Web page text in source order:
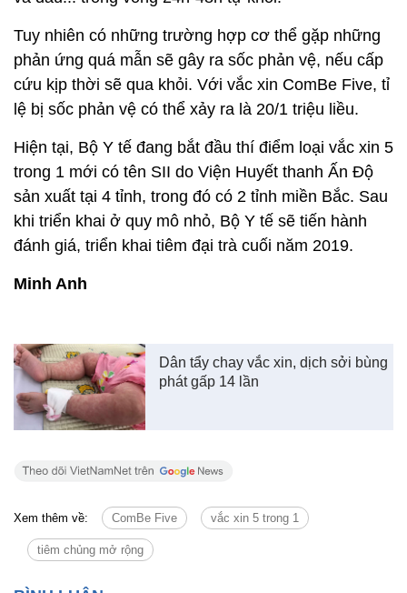
Tuy nhiên có những trường hợp cơ thể gặp những
phản ứng quá mẫn sẽ gây ra sốc phản vệ, nếu cấp
cứu kịp thời sẽ qua khỏi. Với vắc xin ComBe Five, tỉ
lệ bị sốc phản vệ có thể xảy ra là 20/1 triệu liều.
Hiện tại, Bộ Y tế đang bắt đầu thí điểm loại vắc xin 5
trong 1 mới có tên SII do Viện Huyết thanh Ấn Độ
sản xuất tại 4 tỉnh, trong đó có 2 tỉnh miền Bắc. Sau
khi triển khai ở quy mô nhỏ, Bộ Y tế sẽ tiến hành
đánh giá, triển khai tiêm đại trà cuối năm 2019.
Minh Anh
Dân tẩy chay vắc xin, dịch sởi bùng
phát gấp 14 lần
Xem thêm về: ComBe Five vắc xin 5 trong 1
tiêm chủng mở rộng